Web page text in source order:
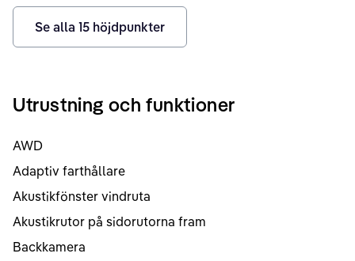
Se alla 15 höjdpunkter
Utrustning och funktioner
AWD
Adaptiv farthållare
Akustikfönster vindruta
Akustikrutor på sidorutorna fram
Backkamera